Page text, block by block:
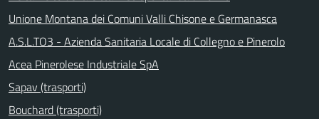
Unione Montana dei Comuni Valli Chisone e Germanasca
A.S.L.TO3 - Azienda Sanitaria Locale di Collegno e Pinerolo
Acea Pinerolese Industriale SpA
Sapav (trasporti)
Bouchard (trasporti)